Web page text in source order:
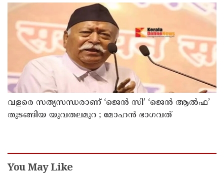
നിര്‍ത്തിയത് എന്തിന്? സര്‍ക്കാരിന്റേത് തലതിരിഞ്ഞ
തീരുമാനമോ?
വളരെ സത്യസന്ധരാണ് ‘ജെൻ സി’ ‘ജെൻ ആൽഫ’
തുടങ്ങിയ യുവതലമുറ ; മോഹൻ ഭാഗവത്
You May Like